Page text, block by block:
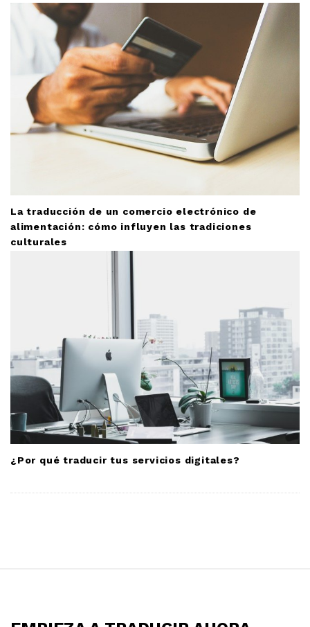
La traducción de un comercio electrónico de
alimentación: cómo influyen las tradiciones
culturales
¿Por qué traducir tus servicios digitales?